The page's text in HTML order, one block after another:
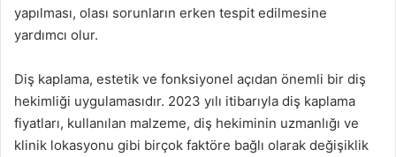
yapılması, olası sorunların erken tespit edilmesine
yardımcı olur.
Diş kaplama, estetik ve fonksiyonel açıdan önemli bir diş
hekimliği uygulamasıdır. 2023 yılı itibarıyla diş kaplama
fiyatları, kullanılan malzeme, diş hekiminin uzmanlığı ve
klinik lokasyonu gibi birçok faktöre bağlı olarak değişiklik